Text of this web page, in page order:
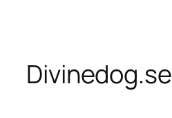
content
Divinedog.se